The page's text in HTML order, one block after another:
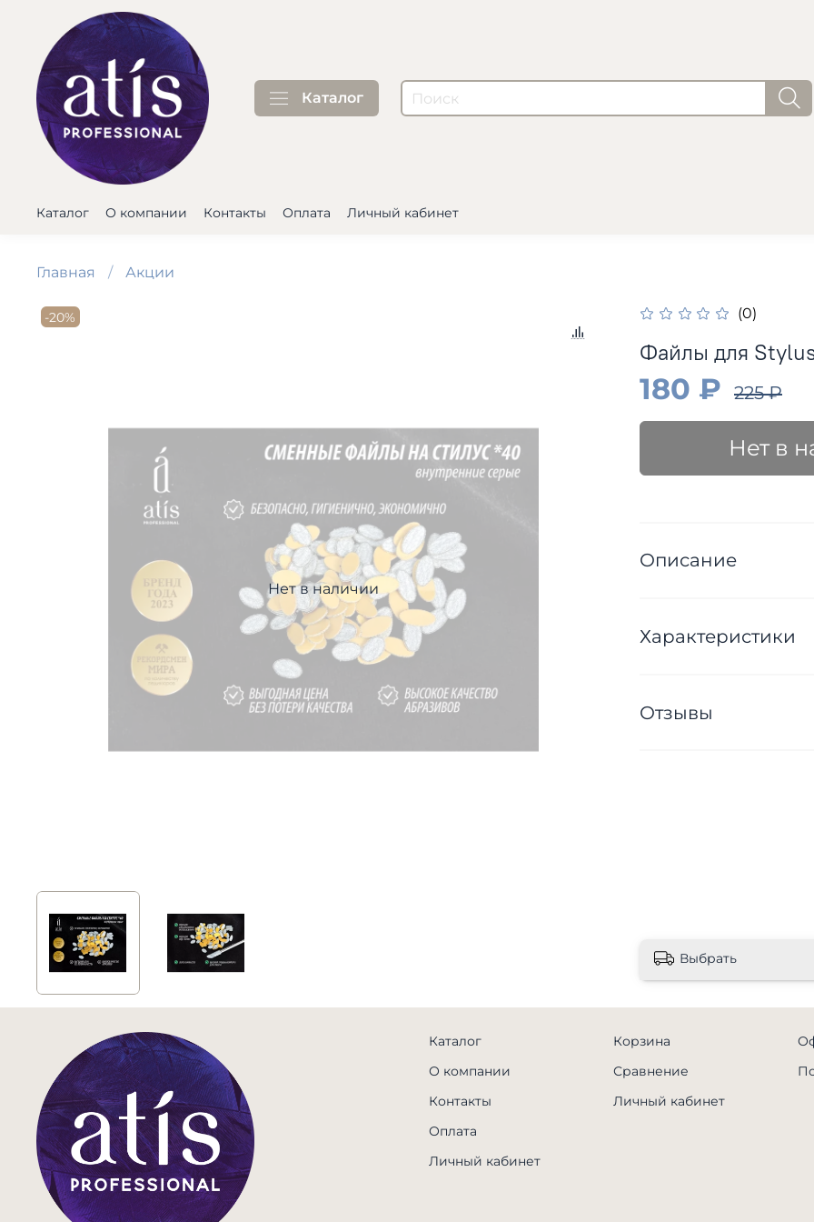
Каталог
Каталог О компании Контакты Оплата Личный кабинет
Главная Акции
Нет в наличии
-20% (0)
Файлы для
180 ₽ 225 ₽
Нет в
Описание
Характеристики
Отзывы
Выбрать
Каталог
О компании
Контакты
Оплата
Личный кабинет
Корзина
Сравнение
Личный кабинет